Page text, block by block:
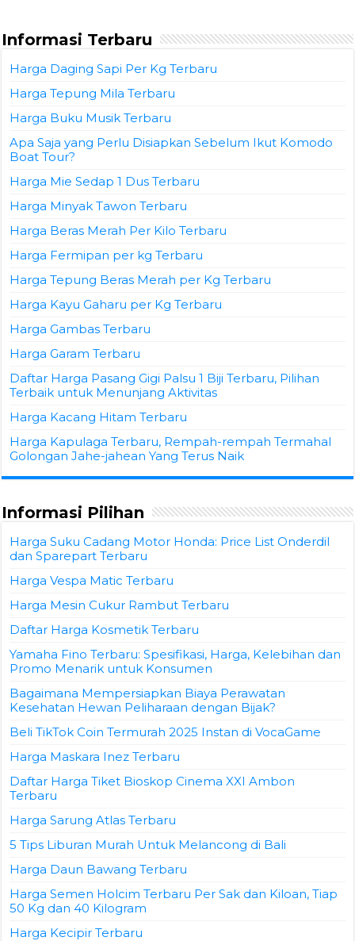
Informasi Terbaru
Harga Daging Sapi Per Kg Terbaru
Harga Tepung Mila Terbaru
Harga Buku Musik Terbaru
Apa Saja yang Perlu Disiapkan Sebelum Ikut Komodo
Boat Tour?
Harga Mie Sedap 1 Dus Terbaru
Harga Minyak Tawon Terbaru
Harga Beras Merah Per Kilo Terbaru
Harga Fermipan per kg Terbaru
Harga Tepung Beras Merah per Kg Terbaru
Harga Kayu Gaharu per Kg Terbaru
Harga Gambas Terbaru
Harga Garam Terbaru
Daftar Harga Pasang Gigi Palsu 1 Biji Terbaru, Pilihan
Terbaik untuk Menunjang Aktivitas
Harga Kacang Hitam Terbaru
Harga Kapulaga Terbaru, Rempah-rempah Termahal
Golongan Jahe-jahean Yang Terus Naik
Informasi Pilihan
Harga Suku Cadang Motor Honda: Price List Onderdil
dan Sparepart Terbaru
Harga Vespa Matic Terbaru
Harga Mesin Cukur Rambut Terbaru
Daftar Harga Kosmetik Terbaru
Yamaha Fino Terbaru: Spesifikasi, Harga, Kelebihan dan
Promo Menarik untuk Konsumen
Bagaimana Mempersiapkan Biaya Perawatan
Kesehatan Hewan Peliharaan dengan Bijak?
Beli TikTok Coin Termurah 2025 Instan di VocaGame
Harga Maskara Inez Terbaru
Daftar Harga Tiket Bioskop Cinema XXI Ambon
Terbaru
Harga Sarung Atlas Terbaru
5 Tips Liburan Murah Untuk Melancong di Bali
Harga Daun Bawang Terbaru
Harga Semen Holcim Terbaru Per Sak dan Kiloan, Tiap
50 Kg dan 40 Kilogram
Harga Kecipir Terbaru